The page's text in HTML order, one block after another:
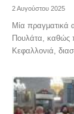
2 Αυγούστου 2025
Μία πραγματικά
Πουλάτα, καθώς
Κεφαλλονιά,